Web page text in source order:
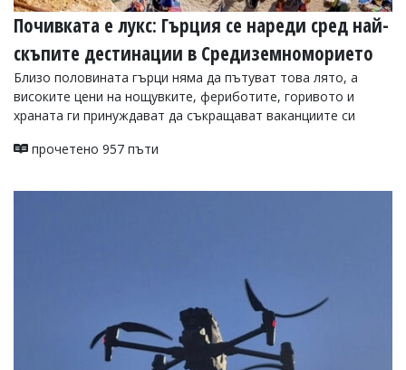
Почивката е лукс: Гърция се нареди сред най-
скъпите дестинации в Средиземноморието
Близо половината гърци няма да пътуват това лято, а
високите цени на нощувките, фериботите, горивото и
храната ги принуждават да съкращават ваканциите си
прочетено 957 пъти